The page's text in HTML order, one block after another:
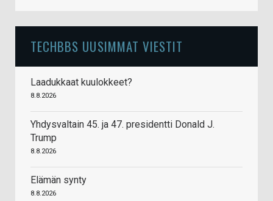
TECHBBS UUSIMMAT VIESTIT
Laadukkaat kuulokkeet?
8.8.2026
Yhdysvaltain 45. ja 47. presidentti Donald J.
Trump
8.8.2026
Elämän synty
8.8.2026